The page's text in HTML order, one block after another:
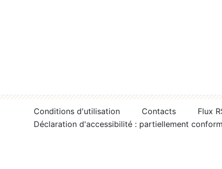
Conditions d'utilisation Contacts
Flux
Déclaration d'accessibilité : partiellement